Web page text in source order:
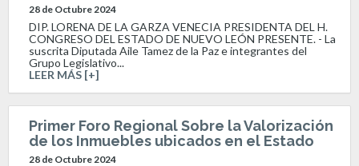
28 de Octubre 2024
DIP. LORENA DE LA GARZA VENECIA PRESIDENTA DEL H.
CONGRESO DEL ESTADO DE NUEVO LEÓN PRESENTE. - La
suscrita Diputada Aile Tamez de la Paz e integrantes del
Grupo Legislativo...
LEER MÁS [+]
Primer Foro Regional Sobre la Valorización
de los Inmuebles ubicados en el Estado
28 de Octubre 2024